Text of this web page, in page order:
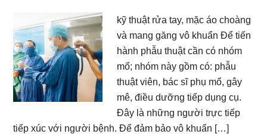
kỹ thuật rửa tay, mặc áo choàng
và mang găng vô khuẩn Để tiến
hành phẫu thuật cần có nhóm
mổ; nhóm này gồm có: phẫu
thuật viên, bác sĩ phụ mổ, gây
mê, điều dưỡng tiếp dụng cụ.
Đây là những người trực tiếp
tiếp xúc với người bệnh. Để đảm bảo vô khuẩn […]